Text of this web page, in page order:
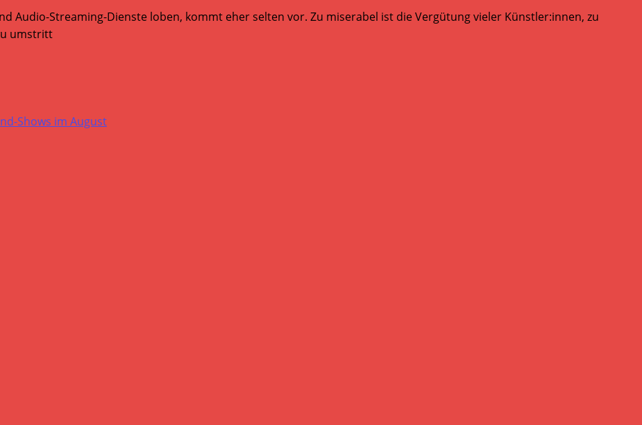
Audio-Streaming-Dienste loben, kommt eher selten vor. Zu miserabel ist die Vergütung vieler Künstler:innen, zu
umstritt
Shows im August